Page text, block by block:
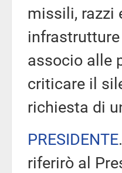
missili, razzi
associo alle
criticare il
richiesta di
PRESIDENTE
riferirò al